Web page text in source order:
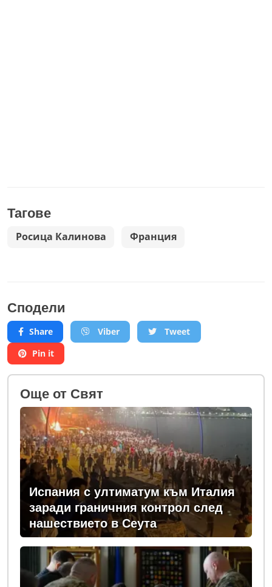
Тагове
Росица Калинова Франция
Сподели
Share Viber
Tweet
Pin it
Oще от Свят
Испания с ултиматум към Италия
заради граничния контрол след
нашествието в Сеута